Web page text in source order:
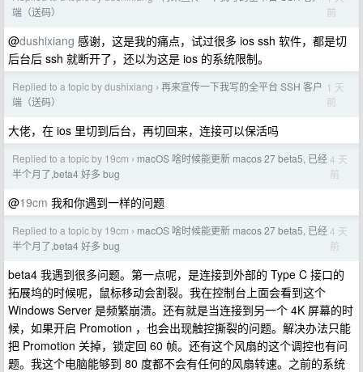
端（送码）
前
@dushixiang 感谢，这是我的痛点，试过很多 ios ssh 软件，都是切
后台后 ssh 就断开了，还以为这是 ios 的系统限制。
Replied to a topic by dushixiang › 再来宣传一下我写的全平台 SSH 客户
端（送码）
1 天
前
大佬，在 ios 里切到后台，再切回来，连接可以保活吗
Replied to a topic by 19cm › macOS 啥时候能更新 macos 27 beta5, 已经
半个月了,beta4 好多 bug
4 天
前
@19cm 我和你遇到一样的问题
Replied to a topic by 19cm › macOS 啥时候能更新 macos 27 beta5, 已经
半个月了,beta4 好多 bug
4 天
前
beta4 我遇到很多问题。第一点呢，是连接到外部的 Type C 接口的
拓展坞的时候呢，鼠标移动会割裂。我在控制台上面会看到这个
Windows Server 是频繁崩溃。还有就是当连接到另一个 4K 屏幕的时
候，如果开启 Promotion ，也会出现触控撕裂的问题。解决办法只能
把 Promotion 关掉，锁定回 60 帧。还有这个风扇的这个调控也有问
题。我这个电脑能够到 80 度都不会有任何的风扇转速。之前的系统